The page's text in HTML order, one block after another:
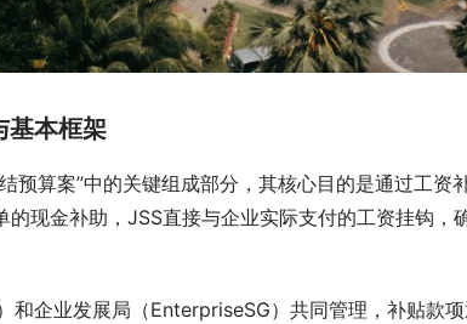
基本框架
预算案”中的关键组成部分，其核心目的是通过工资
现金补助，JSS直接与企业实际支付的工资挂钩，
和企业发展局（EnterpriseSG）共同管理，补贴款